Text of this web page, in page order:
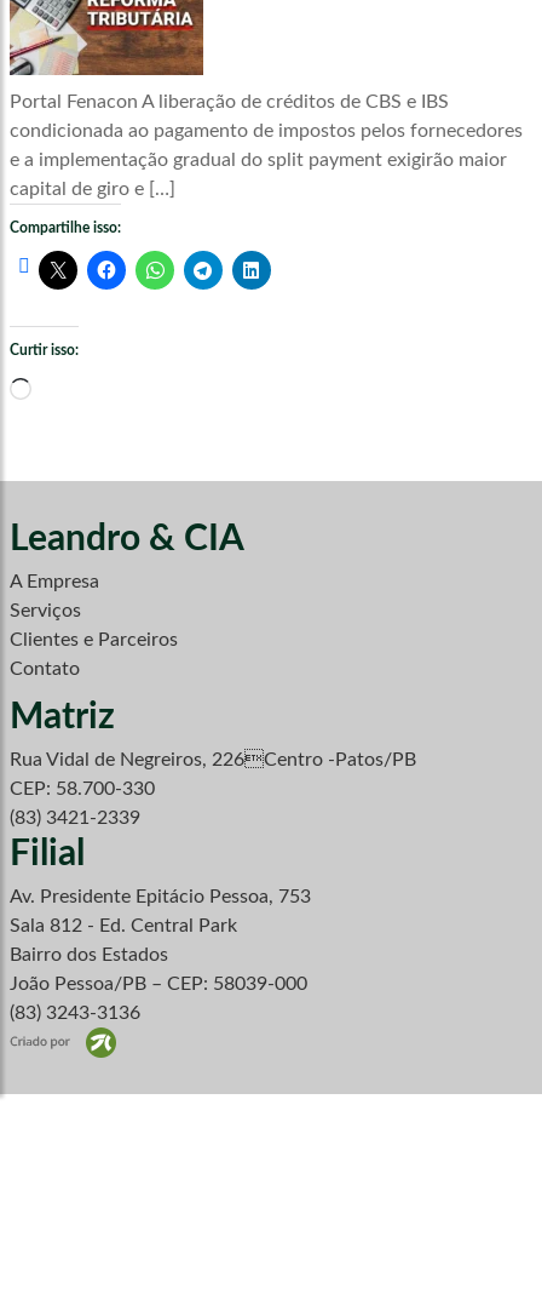
Portal Fenacon A liberação de créditos de CBS e IBS
condicionada ao pagamento de impostos pelos fornecedores
e a implementação gradual do split payment exigirão maior
capital de giro e […]
Compartilhe isso:
Curtir isso:
Carregando...
Leandro & CIA
A Empresa
Serviços
Clientes e Parceiros
Contato
Matriz
Rua Vidal de Negreiros, 226Centro -Patos/PB
CEP: 58.700-330
(83) 3421-2339
Filial
Av. Presidente Epitácio Pessoa, 753
Sala 812 - Ed. Central Park
Bairro dos Estados
João Pessoa/PB – CEP: 58039-000
(83) 3243-3136